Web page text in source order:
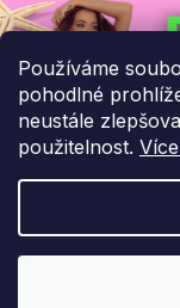
Používáme
pohodlné
neustále
použitelnost.
Budeme vám